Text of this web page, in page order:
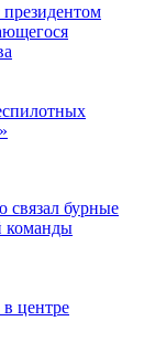
президентом
связал бурные
команды
центре